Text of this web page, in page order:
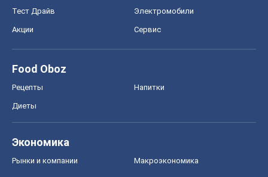
Тест Драйв Электромобили
Акции Сервис
Food Oboz
Рецепты Напитки
Диеты
Экономика
Рынки и компании Mакроэкономика